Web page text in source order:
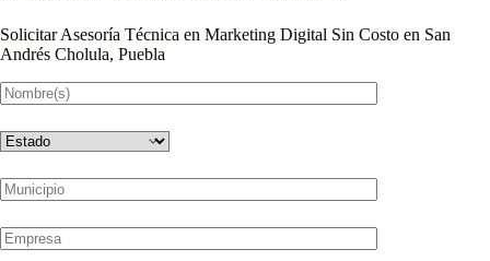
Solicitar Asesoría Técnica en Marketing Digital Sin Costo en San
Andrés Cholula, Puebla